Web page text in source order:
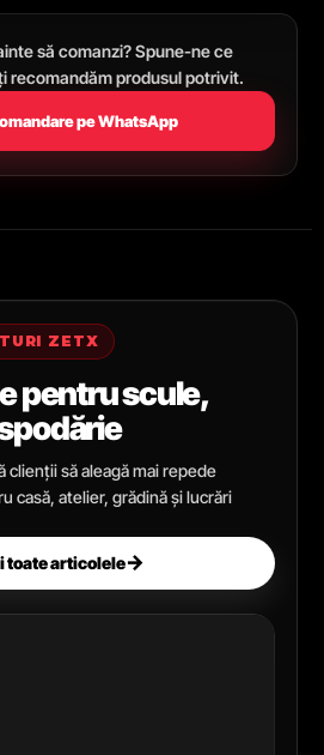
să comanzi? Spune-ne ce
recomandăm produsul potrivit.
pe WhatsApp
ZETX
pentru scule,
clienții să aleagă mai repede
casă, atelier, grădină și lucrări
toate articolele→